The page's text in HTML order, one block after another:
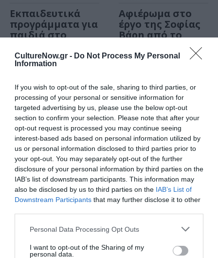
CultureNow.gr - Do Not Process My Personal
Information
If you wish to opt-out of the sale, sharing to third parties, or
processing of your personal or sensitive information for
targeted advertising by us, please use the below opt-out
section to confirm your selection. Please note that after your
opt-out request is processed you may continue seeing
interest-based ads based on personal information utilized by
us or personal information disclosed to third parties prior to
your opt-out. You may separately opt-out of the further
disclosure of your personal information by third parties on the
IAB’s list of downstream participants. This information may
also be disclosed by us to third parties on the IAB’s List of
Downstream Participants that may further disclose it to other
Personal Data Processing Opt Outs
I want to opt-out of the Sharing of my
personal data.
Εκπαιδευτικά
προγράμματα για
παιδιά στο
Σύγχρονης
Τέχνης στην
Αφιέρωμα στο
έργο της Σοφίας
Βάρη από το
Ίδρυμα Β. και Ε.
Γουλανδρή
Τελευταία
νέα